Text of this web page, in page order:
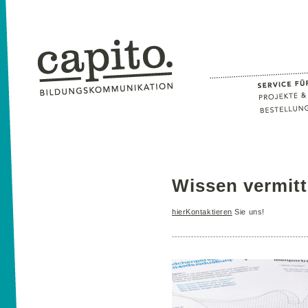
Wissen
hierKontaktieren Sie uns!